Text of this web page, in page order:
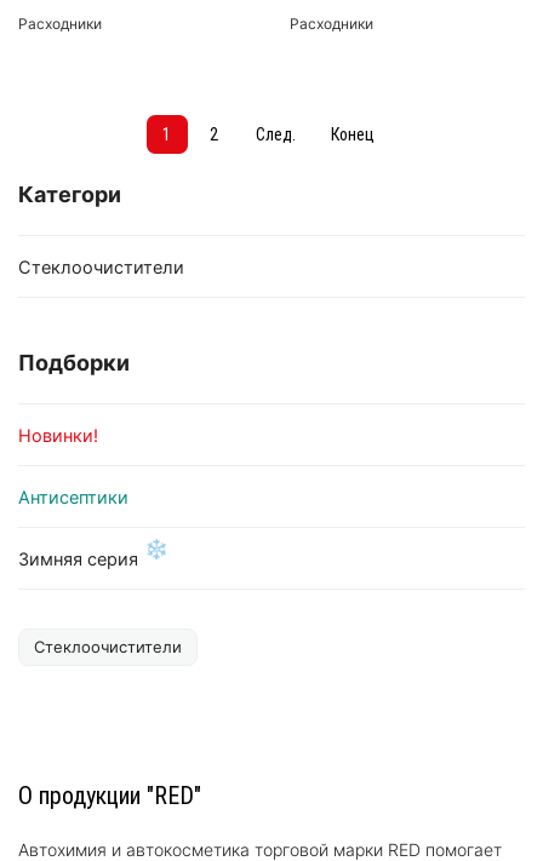
Расходники Расходники
1 2 След. Конец
Категори
Стеклоочистители
Подборки
Новинки!
Антисептики
Зимняя серия ❄
Стеклоочистители
О продукции "RED"
Автохимия и автокосметика торговой марки RED помогает